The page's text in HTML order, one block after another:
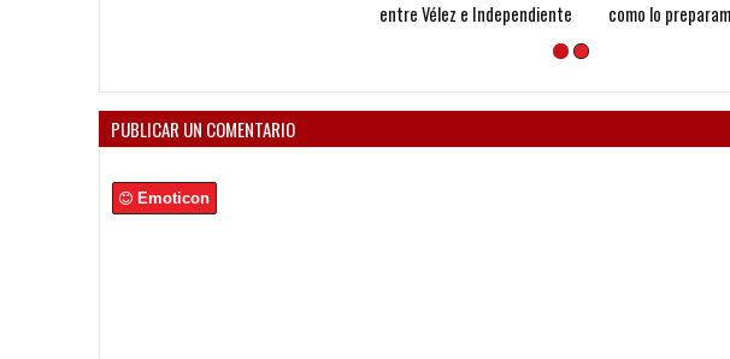
entre Vélez e Independiente
como lo preparamos"
PUBLICAR UN COMENTARIO
Emoticon